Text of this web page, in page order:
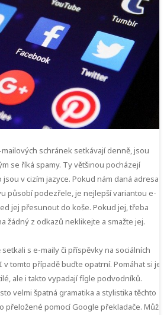
schránek setkávají denně, jsou
se říká spamy. Ty většinou pocházejí
v cizím jazyce. Pokud nám daná adresa
působí podezřele, je nejlepší variantou e-
jej přesunout do koše. Pokud jej, třeba
žádný z odkazů neklikejte a smažte jej.
setkali s e-maily či příspěvky na sociálních
v tomto případě buďte opatrní. Pomáhat si je
ale i takto vypadají fígle podvodníků.
velmi špatná gramatika a stylistika těchto
pomocí Google překladače. Může